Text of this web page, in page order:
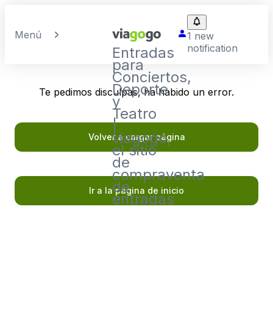
Menú
Entradas
para
Conciertos,
Deporte
y
Teatro
|
viagogo,
el sitio
de
compraventa
de
entradas
1 new
notification
Te pedimos disculpas, ha habido un error.
Volver a cargar página
Ir a la página de inicio